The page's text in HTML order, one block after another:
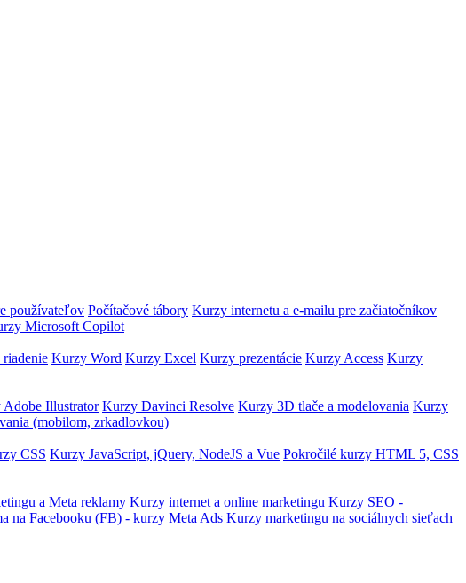
používateľov Počítačové tábory Kurzy internetu a e-mailu pre začiatočníkov
Microsoft Copilot
Kurzy Word Kurzy Excel Kurzy prezentácie Kurzy Access Kurzy
Illustrator Kurzy Davinci Resolve Kurzy 3D tlače a modelovania Kurzy
(mobilom, zrkadlovkou)
CSS Kurzy JavaScript, jQuery, NodeJS a Vue Pokročilé kurzy HTML 5, CSS
a Meta reklamy Kurzy internet a online marketingu Kurzy SEO -
na Facebooku (FB) - kurzy Meta Ads Kurzy marketingu na sociálnych sieťach